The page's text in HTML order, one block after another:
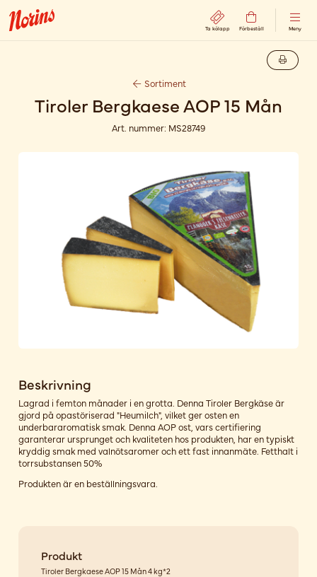
Ta kölapp Förbeställ Meny
Sortiment
Tiroler Bergkaese AOP 15 Mån
Art. nummer: MS28749
Beskrivning
Lagrad i femton månader i en grotta. Denna Tiroler Bergkäse är
gjord på opastöriserad "Heumilch", vilket ger osten en
underbararomatisk smak. Denna AOP ost, vars certifiering
garanterar ursprunget och kvaliteten hos produkten, har en typiskt
kryddig smak med valnötsaromer och ett fast innanmäte. Fetthalt i
torrsubstansen 50%
Produkten är en beställningsvara.
Produkt
Tiroler Bergkaese AOP 15 Mån 4 kg*2